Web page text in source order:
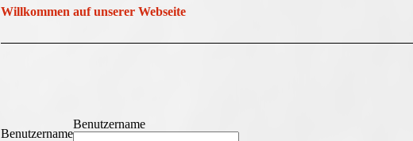
Willkommen auf unserer Webseite
Benutzername
Benutzername